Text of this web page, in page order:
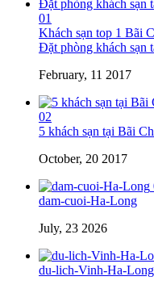
01
Khách sạn top 1 Bãi
Đặt phòng khách sạn
February, 11 2017
02
5 khách sạn tại Bãi
October, 20 2017
dam-cuoi-Ha-Long
July, 23 2026
du-lich-Vinh-Ha-